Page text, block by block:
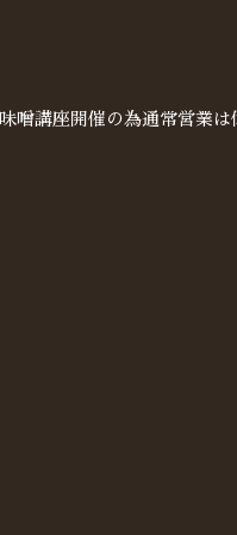
味噌講座開催の為通常営業は